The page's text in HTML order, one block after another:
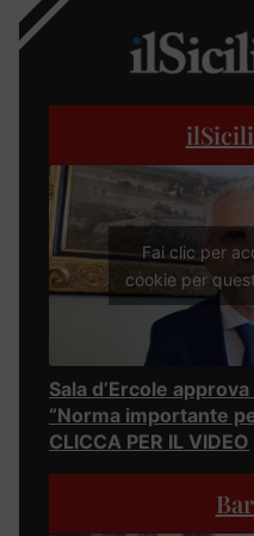
Fai clic per
cookie per
Sala d’Ercole
“Norma importante
CLICCA PER IL VIDEO